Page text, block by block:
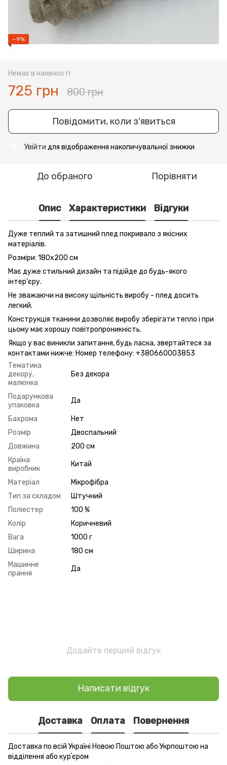
−9%
Немає в наявності
725 грн 800 грн
Повідомити, коли з'явиться
Увійти для відображення накопичувальної знижки
До обраного Порівняти
Опис Характеристики Відгуки
Дуже теплий та затишний плед покривало з якісних
матеріалів.
Розміри: 180х200 см
Має дуже стильний дизайн та підійде до будь-якого
інтер'єру.
Не зважаючи на високу щільність виробу - плед досить
легкий.
Конструкція тканини дозволяє виробу зберігати тепло і при
цьому має хорошу повітропроникність.
Якщо у вас виникли запитання, будь ласка, звертайтеся за
контактами нижче: Номер телефону: +380660003853
Тематика
декору,
малюнка
Без декора
Подарункова
упаковка
Да
Бахрома
Нет
Розмір
Двоспальний
Довжина
200 см
Країна
виробник
Китай
Матеріал
Мікрофібра
Тип за складом
Штучний
Поліестер
100 %
Колір
Коричневий
Вага
1000 г
Ширина
180 см
Машинне
прання
Да
Додайте перший відгук
Написати відгук
Доставка Оплата Повернення
Доставка по всій Україні Новою Поштою або Укрпоштою на
відділення або курʼєром